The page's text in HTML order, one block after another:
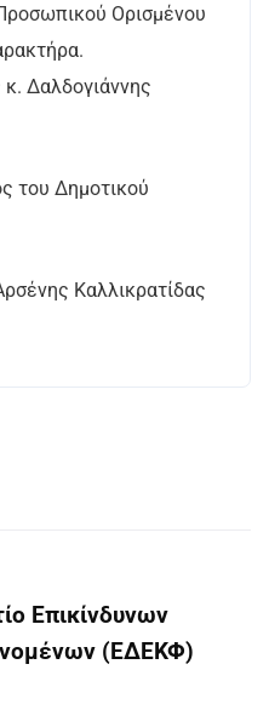
Ορισμένου
κ. Δαλδογιάννης
Επικίνδυνων
(ΕΔΕΚΦ)